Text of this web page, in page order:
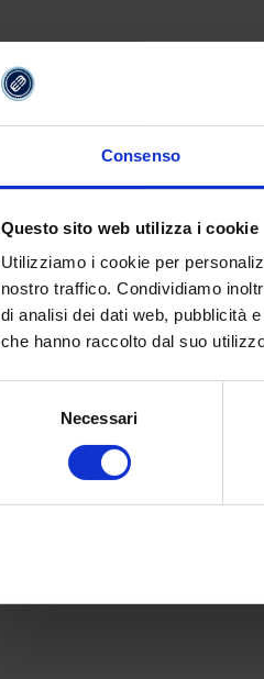
Consenso
Questo sito web utilizza i cookie
Utilizziamo i cookie per
nostro traffico. Condividiamo
di analisi dei dati web, pubblicità
che hanno raccolto dal suo
Necessari